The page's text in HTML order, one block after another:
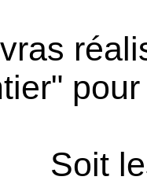
Soit